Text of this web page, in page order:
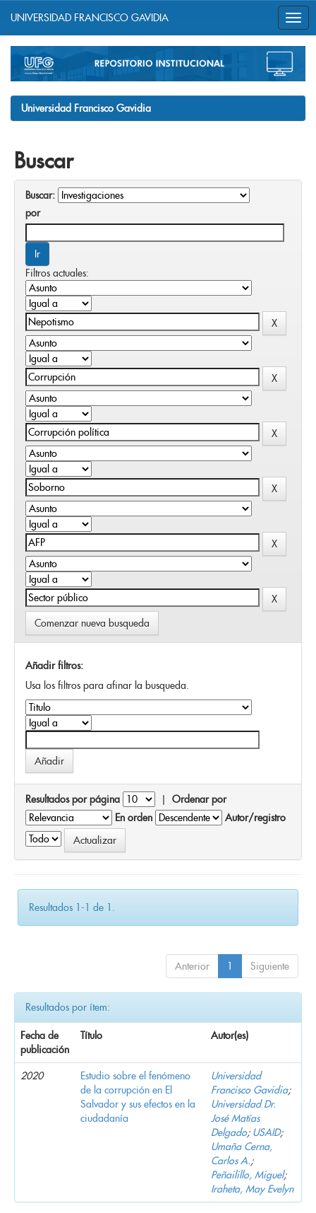
navigation
UNIVERSIDAD FRANCISCO GAVIDIA
Universidad Francisco Gavidia
Buscar
Buscar:
por
Filtros actuales:
Comenzar nueva busqueda
Añadir filtros:
Usa los filtros para afinar la busqueda.
Resultados por página | Ordenar por
En orden
Autor/registro
Resultados 1-1 de 1.
Anterior 1 Siguiente
Resultados por ítem:
Fecha de
publicación
Título Autor(es)
2020
Estudio sobre el fenómeno
de la corrupción en El
Salvador y sus efectos en la
ciudadanía
Universidad
Francisco Gavidia;
Universidad Dr.
José Matías
Delgado; USAID;
Umaña Cerna,
Carlos A.;
Peñailillo, Miguel;
Iraheta, May Evelyn